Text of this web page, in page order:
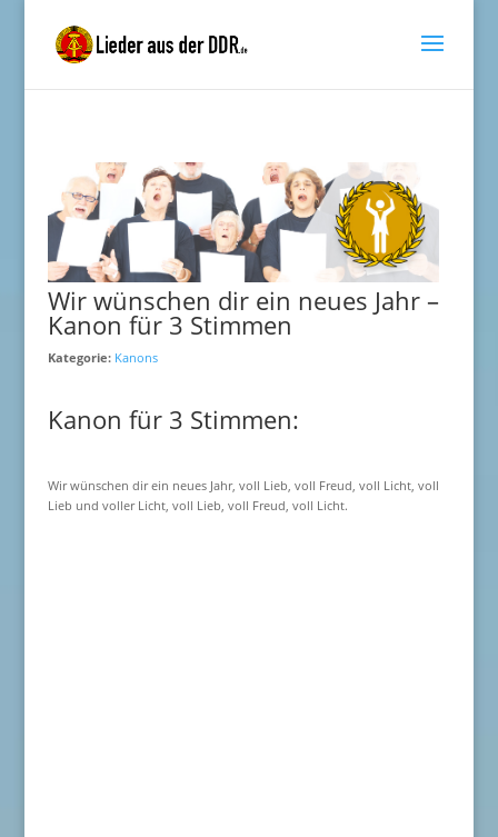
Wir wünschen dir ein neues Jahr –
Kanon für 3 Stimmen
Kategorie: Kanons
Kanon für 3 Stimmen:
Wir wünschen dir ein neues Jahr, voll Lieb, voll Freud, voll Licht, voll
Lieb und voller Licht, voll Lieb, voll Freud, voll Licht.